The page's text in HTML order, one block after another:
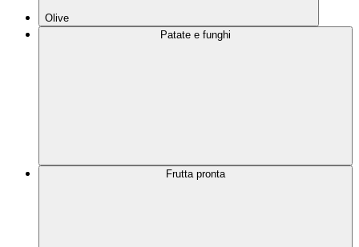
Olive
Patate e funghi
Frutta pronta